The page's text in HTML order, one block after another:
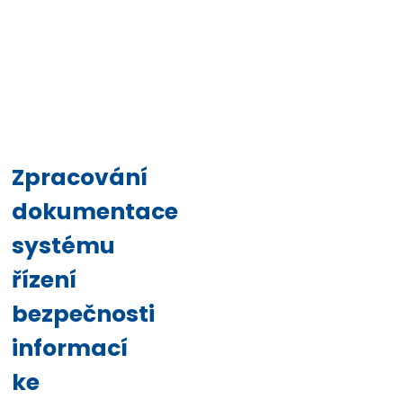
Zpracování
dokumentace
systému
řízení
bezpečnosti
informací
ke